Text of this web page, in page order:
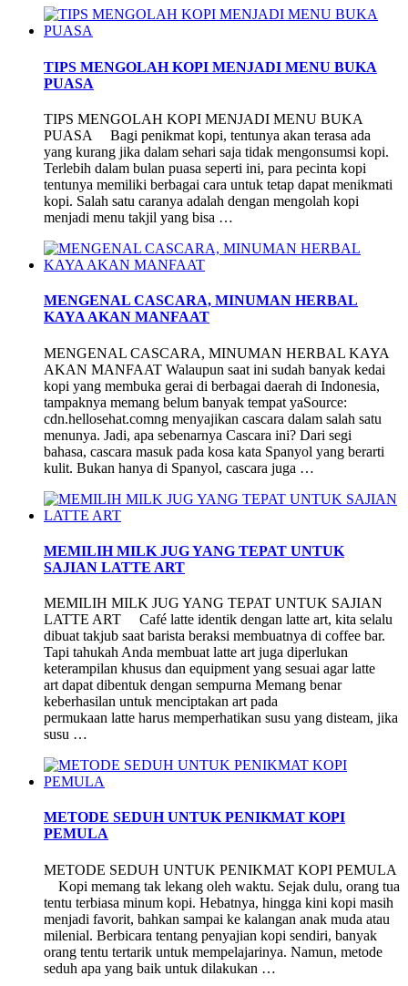
TIPS MENGOLAH KOPI MENJADI MENU BUKA
PUASA
TIPS MENGOLAH KOPI MENJADI MENU BUKA
PUASA Bagi penikmat kopi, tentunya akan terasa ada
yang kurang jika dalam sehari saja tidak mengonsumsi kopi.
Terlebih dalam bulan puasa seperti ini, para pecinta kopi
tentunya memiliki berbagai cara untuk tetap dapat menikmati
kopi. Salah satu caranya adalah dengan mengolah kopi
menjadi menu takjil yang bisa …
MENGENAL CASCARA, MINUMAN HERBAL
KAYA AKAN MANFAAT
MENGENAL CASCARA, MINUMAN HERBAL KAYA
AKAN MANFAAT Walaupun saat ini sudah banyak kedai
kopi yang membuka gerai di berbagai daerah di Indonesia,
tampaknya memang belum banyak tempat yaSource:
cdn.hellosehat.comng menyajikan cascara dalam salah satu
menunya. Jadi, apa sebenarnya Cascara ini? Dari segi
bahasa, cascara masuk pada kosa kata Spanyol yang berarti
kulit. Bukan hanya di Spanyol, cascara juga …
MEMILIH MILK JUG YANG TEPAT UNTUK
SAJIAN LATTE ART
MEMILIH MILK JUG YANG TEPAT UNTUK SAJIAN
LATTE ART Café latte identik dengan latte art, kita selalu
dibuat takjub saat barista beraksi membuatnya di coffee bar.
Tapi tahukah Anda membuat latte art juga diperlukan
keterampilan khusus dan equipment yang sesuai agar latte
art dapat dibentuk dengan sempurna Memang benar
keberhasilan untuk menciptakan art pada
permukaan latte harus memperhatikan susu yang disteam, jika
susu …
METODE SEDUH UNTUK PENIKMAT KOPI
PEMULA
METODE SEDUH UNTUK PENIKMAT KOPI PEMULA
Kopi memang tak lekang oleh waktu. Sejak dulu, orang tua
tentu terbiasa minum kopi. Hebatnya, hingga kini kopi masih
menjadi favorit, bahkan sampai ke kalangan anak muda atau
milenial. Berbicara tentang penyajian kopi sendiri, banyak
orang tentu tertarik untuk mempelajarinya. Namun, metode
seduh apa yang baik untuk dilakukan …